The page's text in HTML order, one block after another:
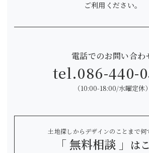
ご利用ください。
電話でのお問い合わ
tel.086-440-
（10:00-18:00/水曜定休）
土地探しからデザインのことまで何
「 無料相談 」 は